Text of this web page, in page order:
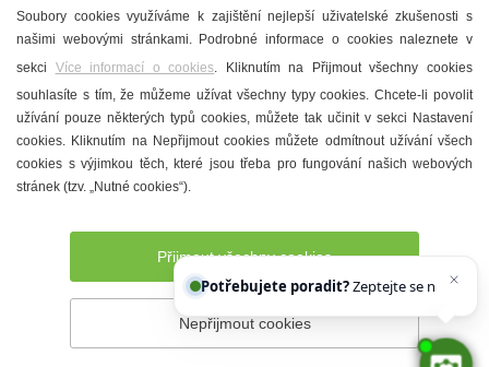
Mandloně
Ubytování
Restaurace
Městské muzeum a galerie
Denní meníčka
Prohlášení o přístupnosti Správce webu
Soubory cookies využíváme k zajištění nejlepší uživatelské zkušenosti s
našimi webovými stránkami. Podrobné informace o cookies naleznete v
sekci Více informací o cookies. Kliknutím na Přijmout všechny cookies
souhlasíte s tím, že můžeme užívat všechny typy cookies. Chcete-li povolit
užívání pouze některých typů cookies, můžete tak učinit v sekci Nastavení
cookies. Kliknutím na Nepřijmout cookies můžete odmítnout užívání všech
cookies s výjimkou těch, které jsou třeba pro fungování našich webových
stránek (tzv. „Nutné cookies“).
Přijmout všechny cookies
Nepřijmout cookies
Potřebujete poradit? Zeptejte se našeho asi